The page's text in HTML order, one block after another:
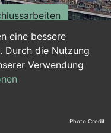
eine bessere
Durch die Nutzung
Verwendung
Photo Credit